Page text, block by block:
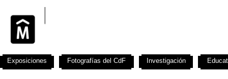
Exposiciones Fotografías del CdF Investigación